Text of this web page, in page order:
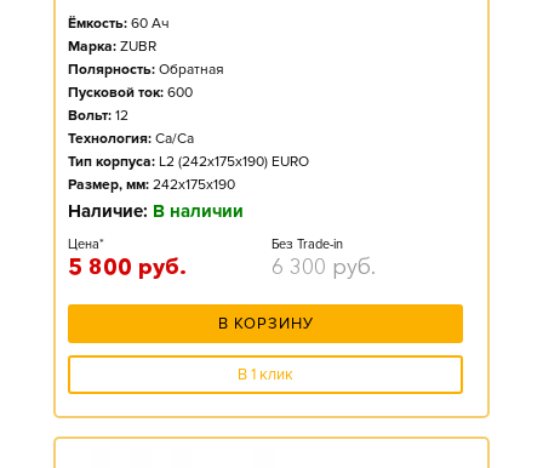
Ёмкость: 60 Ач
Марка: ZUBR
Полярность: Обратная
Пусковой ток: 600
Вольт: 12
Технология: Ca/Ca
Тип корпуса: L2 (242x175x190) EURO
Размер, мм: 242x175x190
Наличие: В наличии
Цена*
5 800 руб.
Без Trade-in
6 300 руб.
В КОРЗИНУ
В 1 клик